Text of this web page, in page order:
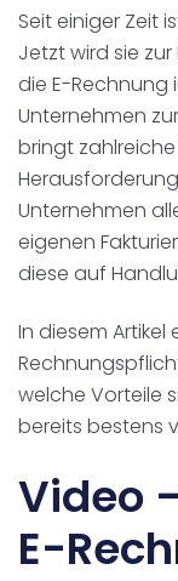
Seit einiger Zeit
Jetzt wird sie
die E-Rechnung
Unternehmen
bringt
Unternehmen
eigenen
diese auf
In diesem Artikel
welche Vorteile
bereits bestens
Video
E-